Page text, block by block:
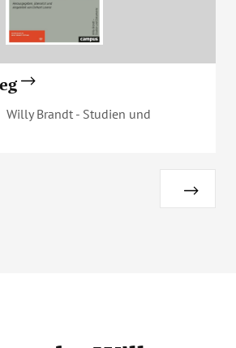
Willy Brandt - Studien und